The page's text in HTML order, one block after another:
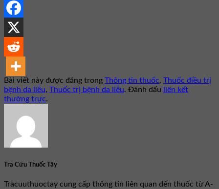
Bài viết này được đăng trong Thông tin thuốc, Thuốc điều trị
bệnh da liễu, Thuốc trị bệnh da liễu. Đánh dấu
liên kết
thường trực.
Tra Cứu Thuốc Tây
Tracuuthuoctay cung cấp thông tin liên quan đến thuốc từ A-